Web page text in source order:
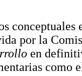
por la
en
como